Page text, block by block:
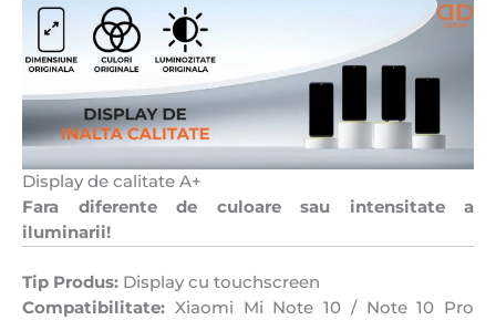
Display de calitate A+
Fara diferente de culoare sau intensitate a
iluminarii!
Tip Produs: Display cu touchscreen
Compatibilitate: Xiaomi Mi Note 10 / Note 10 Pro